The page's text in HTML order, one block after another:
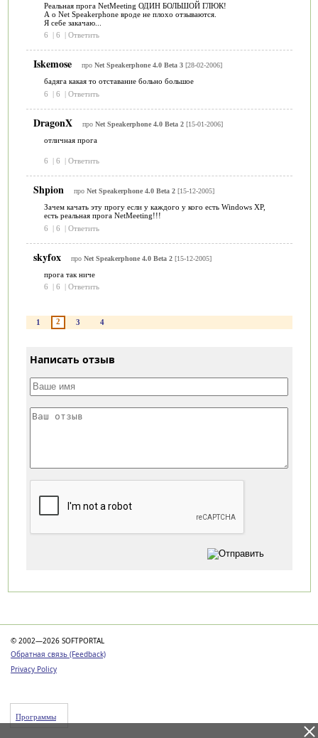
Реальная прога NetMeeting ОДИН БОЛЬШОЙ ГЛЮК!
А о Net Speakerphone вроде не плохо отзываются.
Я себе закачаю...
6
| 6 | Ответить
Iskemose про Net Speakerphone 4.0 Beta 3[28-02-2006]
бадяга какая то отставание больно большое
6
| 6 | Ответить
DragonX про Net Speakerphone 4.0 Beta 2[15-01-2006]
отличная прога
6 | 6 | Ответить
Shpion про Net Speakerphone 4.0 Beta 2[15-12-2005]
Зачем качать эту прогу если у каждого у кого есть Windows XP,
есть реальная прога NetMeeting!!!
6
| 6 | Ответить
skyfox про Net Speakerphone 4.0 Beta 2[15-12-2005]
прога так ниче
6
| 6 | Ответить
1 2 3 4
Написать отзыв
© 2002—2026 SOFTPORTAL
Обратная связь (Feedback)
Privacy Policy
Программы